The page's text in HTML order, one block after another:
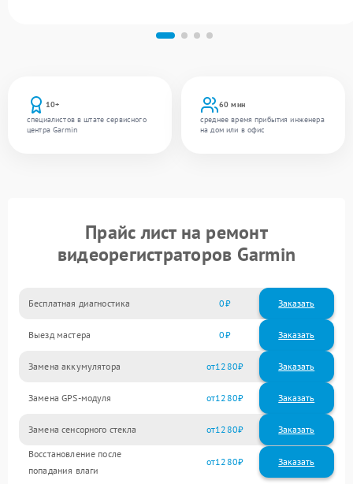
10+
специалистов в штате сервисного
центра Garmin
60 мин
среднее время прибытия инженера
на дом или в офис
Прайс лист на ремонт
видеорегистраторов Garmin
Бесплатная диагностика 0 Заказать
Выезд мастера 0 Заказать
Замена аккумулятора 1280
Замена GPS-модуля 1280
Замена сенсорного стекла 1280
Восстановление после
попадания влаги
1280